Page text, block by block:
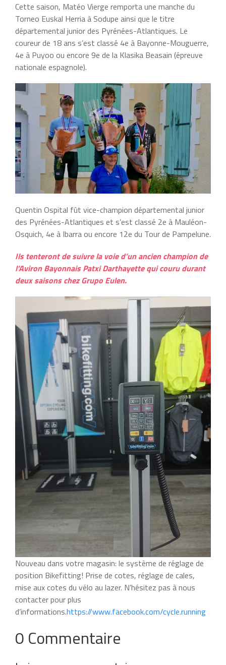
Cette saison, Matéo Vierge remporta une manche du
Torneo Euskal Herria à Sodupe ainsi que le titre
départemental junior des Pyrénées-Atlantiques. Le
coureur de 18 ans s’est classé 4e à Bayonne-Mouguerre,
4e à Puyoo ou encore 9e de la Klasika Beasain (épreuve
nationale espagnole).
Quentin Ospital fût vice-champion départemental junior
des Pyrénées-Atlantiques et s’est classé 2e à Mauléon-
Osquich, 4e à Ibarra ou encore 12e du Tour de Pampelune.
Ils tenteront de suivre la voie d’un ancien champion de
l’Aviron Bayonnais Patxi Darthayette qui couru durant
deux saisons chez Grupo Eulen.
Nouveau dans votre magasin: le système de réglage de
position Bikefitting! Prise de cotes, réglage de cales,
mise aux cotes du vélo au lazer. N’hésitez pas à nous
contacter pour plus
d’informations.https://www.facebook.com/cycle.running
0 Commentaire